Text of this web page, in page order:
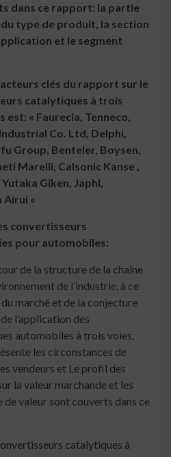
dans ce rapport: la partie
type de produit, la section
et le segment
clés du rapport sur le
catalytiques à trois
« Faurecia, Tenneco,
Co. Ltd, Delphi,
Group, Benteler, Boysen,
Marelli, Calsonic Kanse ,
Giken, Japhl,
Airui «
convertisseurs
pour automobiles:
de la structure de la chaîne
de l’industrie, à ce
marché et de la conjecture
l’application des
automobiles à trois voies,
les circonstances de
vendeurs et Le profil des
la valeur marchande et les
valeur sont couverts dans ce
catalytiques à